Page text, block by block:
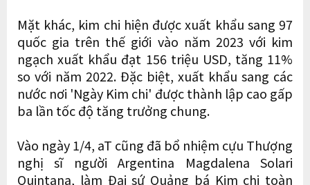
Mặt khác, kim chi hiện được xuất khẩu sang 97
quốc gia trên thế giới vào năm 2023 với kim
ngạch xuất khẩu đạt 156 triệu USD, tăng 11%
so với năm 2022. Đặc biệt, xuất khẩu sang các
nước nơi 'Ngày Kim chi' được thành lập cao gấp
ba lần tốc độ tăng trưởng chung.
Vào ngày 1/4, aT cũng đã bổ nhiệm cựu Thượng
nghị sĩ người Argentina Magdalena Solari
Quintana, làm Đại sứ Quảng bá Kim chi toàn